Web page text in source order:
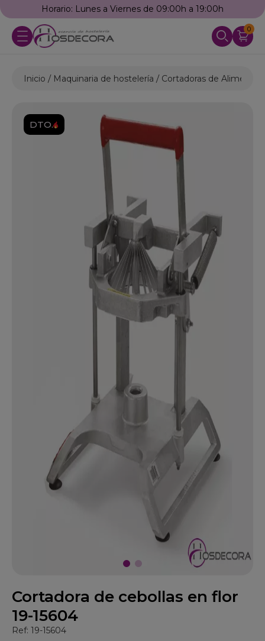
Horario: Lunes a Viernes de 09:00h a 19:00h
0
Inicio Maquinaria de hostelería Cortadoras de Alimentos
DTO.
Cortadora de cebollas en flor
19-15604
Ref: 19-15604